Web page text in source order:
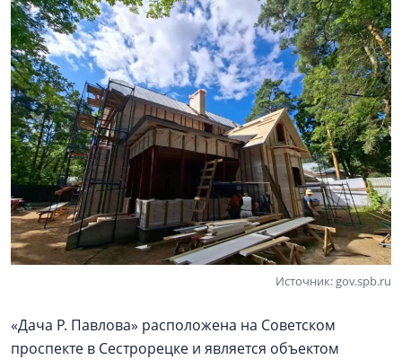
Источник: gov.spb.ru
«Дача Р. Павлова» расположена на Советском
проспекте в Сестрорецке и является объектом